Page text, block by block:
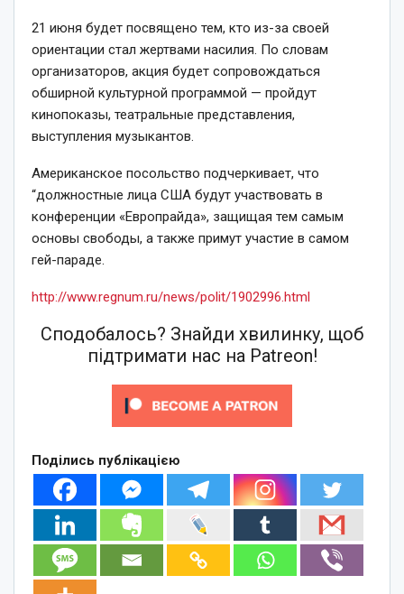
21 июня будет посвящено тем, кто из-за своей
ориентации стал жертвами насилия. По словам
организаторов, акция будет сопровождаться
обширной культурной программой — пройдут
кинопоказы, театральные представления,
выступления музыкантов.
Американское посольство подчеркивает, что
“должностные лица США будут участвовать в
конференции «Европрайда», защищая тем самым
основы свободы, а также примут участие в самом
гей-параде.
http://www.regnum.ru/news/polit/1902996.html
Сподобалось? Знайди хвилинку, щоб
підтримати нас на Patreon!
Поділись публікацією